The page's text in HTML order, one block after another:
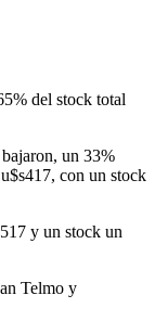
del stock total
un 33%
con un stock
y un stock un
Telmo y